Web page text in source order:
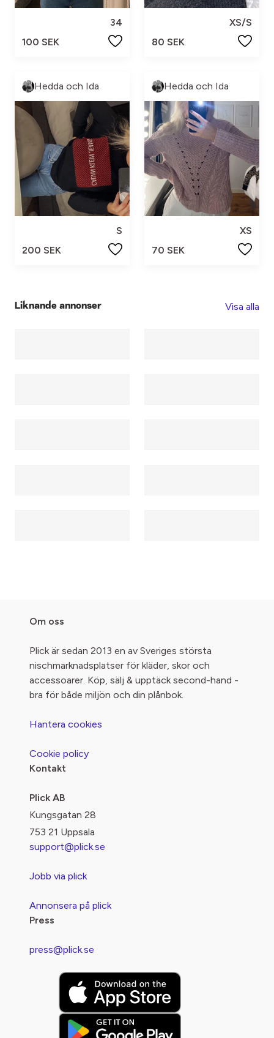
34
100 SEK
XS/S
80 SEK
Hedda och Ida
S
200 SEK
Hedda och Ida
XS
70 SEK
Liknande annonser Visa alla
Om oss
Plick är sedan 2013 en av Sveriges största
nischmarknadsplatser för kläder, skor och
accessoarer. Köp, sälj & upptäck second-hand -
bra för både miljön och din plånbok.
Hantera cookies
Cookie policy
Kontakt
Plick AB
Kungsgatan 28
753 21 Uppsala
support@plick.se
Jobb via plick
Annonsera på plick
Press
press@plick.se